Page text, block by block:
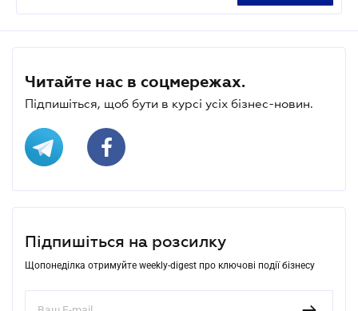
Читайте нас в соцмережах.
Підпишіться, щоб бути в курсі усіх бізнес-новин.
Підпишіться на розсилку
Щопонеділка отримуйте weekly-digest про ключові події бізнесу